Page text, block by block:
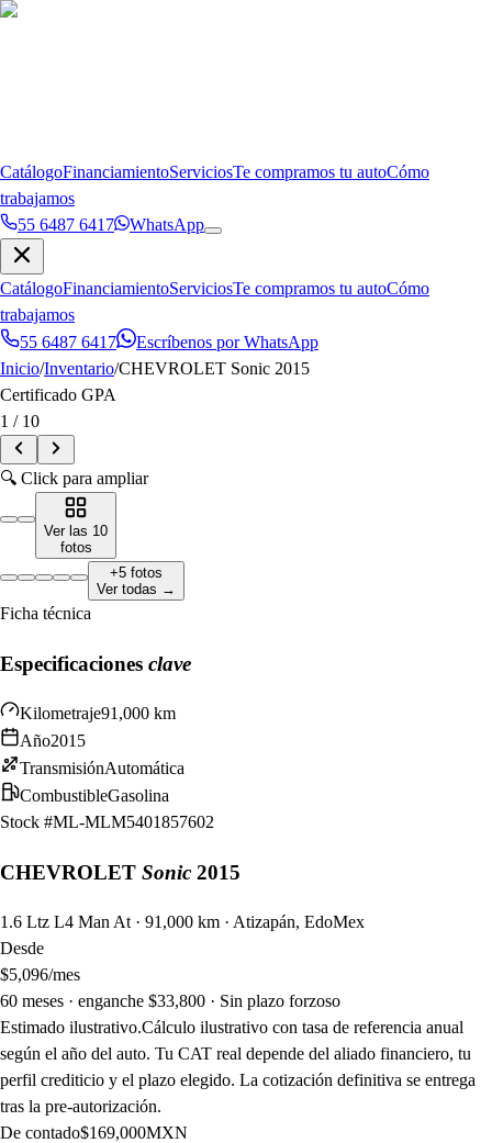
CatálogoFinanciamientoServiciosTe compramos tu autoCómo
trabajamos
55 6487 6417
WhatsApp
CatálogoFinanciamientoServiciosTe compramos tu autoCómo
trabajamos
55 6487 6417
Escríbenos por WhatsApp
Inicio/Inventario/CHEVROLET Sonic 2015
Certificado GPA
1 / 10
🔍 Click para ampliar
Ver las 10
fotos
+5 fotos
Ver todas →
Ficha técnica
Especificaciones clave
Kilometraje91,000 km
Año2015
TransmisiónAutomática
CombustibleGasolina
Stock #ML-MLM5401857602
CHEVROLET Sonic 2015
1.6 Ltz L4 Man At · 91,000 km · Atizapán, EdoMex
Desde
$5,096/mes
60 meses · enganche $33,800 · Sin plazo forzoso
Estimado ilustrativo.Cálculo ilustrativo con tasa de referencia anual
según el año del auto. Tu CAT real depende del aliado financiero, tu
perfil crediticio y el plazo elegido. La cotización definitiva se entrega
tras la pre-autorización.
De contado$169,000MXN